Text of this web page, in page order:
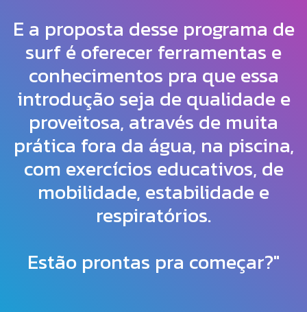
E a proposta desse programa de
surf é oferecer ferramentas e
conhecimentos pra que essa
introdução seja de qualidade e
proveitosa, através de muita
prática fora da água, na piscina,
com exercícios educativos, de
mobilidade, estabilidade e
respiratórios.
Estão prontas pra começar?"